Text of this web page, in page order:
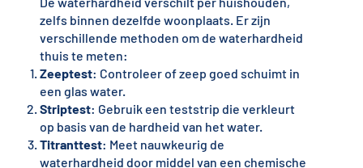
zelfs binnen dezelfde woonplaats. Er zijn
verschillende methoden om de waterhardheid
thuis te meten:
Zeeptest: Controleer of zeep goed schuimt in
een glas water.
Striptest: Gebruik een teststrip die verkleurt
op basis van de hardheid van het water.
Titranttest: Meet nauwkeurig de
waterhardheid door middel van een chemische